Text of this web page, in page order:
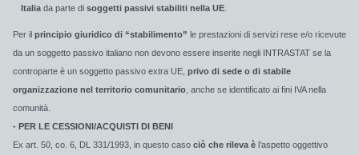
Italia da parte di soggetti passivi stabiliti nella UE
Per il principio giuridico di “stabilimento” le prestazioni di servizi rese e/o ricevute
da un soggetto passivo italiano non devono essere inserite negli INTRASTAT se la
controparte è un soggetto passivo extra UE, privo di sede o di stabile
organizzazione nel territorio comunitario , anche se identificato ai fini IVA nella
comunità.
- PER LE CESSIONI/ACQUISTI DI BENI
Ex art. 50, co. 6, DL 331/1993, in questo caso ciò che rileva è l’aspetto oggettivo